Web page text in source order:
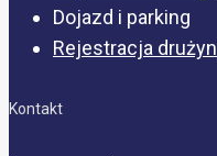
Dojazd i parking
Rejestracja drużyn
Kontakt